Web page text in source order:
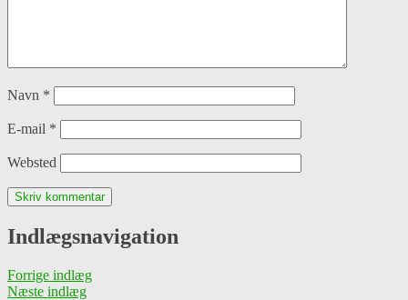
Navn *
E-mail *
Websted
Indlægsnavigation
Forrige indlæg
Næste indlæg